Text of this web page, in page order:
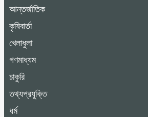
আন্তর্জাতিক
কৃষিবার্তা
খেলাধুলা
গণমাধ্যম
চাকুরি
তথ্যপ্রযুক্তি
ধর্ম